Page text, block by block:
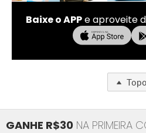
Baixe o APPe aproveite
Topo
GANHE R$30 NA PRIMEIRA